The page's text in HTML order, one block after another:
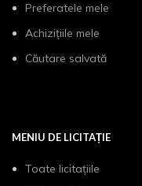
Preferatele mele
Achizițiile mele
Căutare salvată
MENIU DE LICITAȚIE
Toate licitațiile